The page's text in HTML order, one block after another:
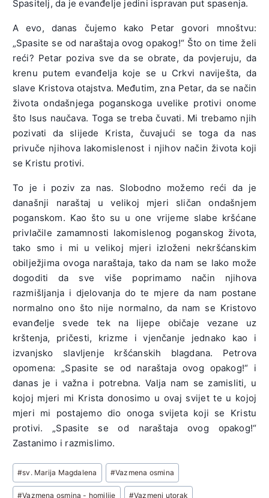
Spasitelj, da je evanđelje jedini ispravan put spasenja.
A evo, danas čujemo kako Petar govori mnoštvu:
„Spasite se od naraštaja ovog opakog!“ Što on time želi
reći? Petar poziva sve da se obrate, da povjeruju, da
krenu putem evanđelja koje se u Crkvi naviješta, da
slave Kristova otajstva. Međutim, zna Petar, da se način
života ondašnjega poganskoga uvelike protivi onome
što Isus naučava. Toga se treba čuvati. Mi trebamo njih
pozivati da slijede Krista, čuvajući se toga da nas
privuče njihova lakomislenost i njihov način života koji
se Kristu protivi.
To je i poziv za nas. Slobodno možemo reći da je
današnji naraštaj u velikoj mjeri sličan ondašnjem
poganskom. Kao što su u one vrijeme slabe kršćane
privlačile zamamnosti lakomislenog poganskog života,
tako smo i mi u velikoj mjeri izloženi nekršćanskim
obilježjima ovoga naraštaja, tako da nam se lako može
dogoditi da sve više poprimamo način njihova
razmišljanja i djelovanja do te mjere da nam postane
normalno ono što nije normalno, da nam se Kristovo
evanđelje svede tek na lijepe običaje vezane uz
krštenja, pričesti, krizme i vjenčanje jednako kao i
izvanjsko slavljenje kršćanskih blagdana. Petrova
opomena: „Spasite se od naraštaja ovog opakog!“ i
danas je i važna i potrebna. Valja nam se zamisliti, u
kojoj mjeri mi Krista donosimo u ovaj svijet te u kojoj
mjeri mi postajemo dio onoga svijeta koji se Kristu
protivi. „Spasite se od naraštaja ovog opakog!“
Zastanimo i razmislimo.
Post
Tags:
#sv. Marija Magdalena #Vazmena osmina
#Vazmena osmina - homilije #Vazmeni utorak